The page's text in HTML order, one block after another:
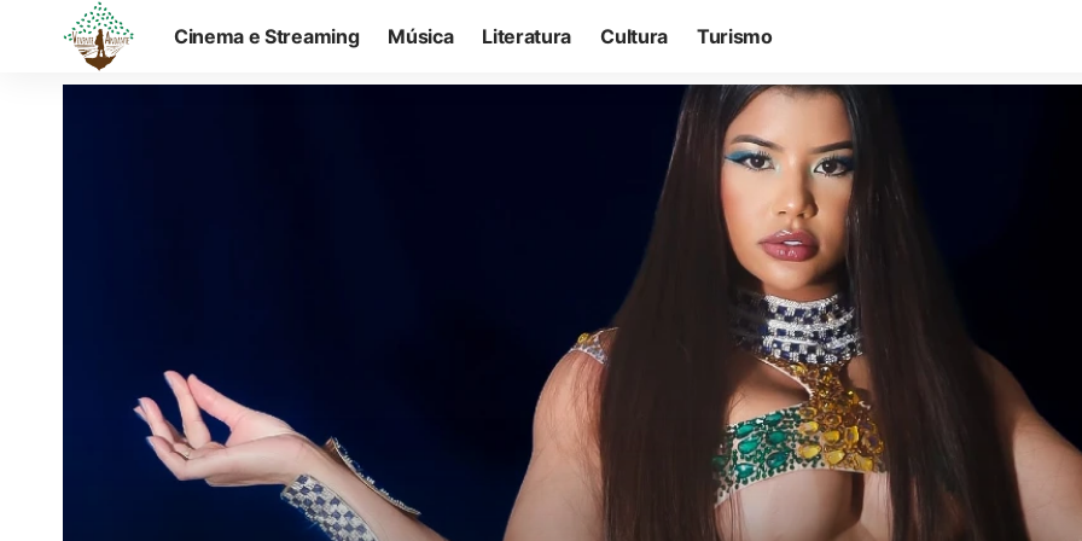
Cinema e Streaming Música Literatura Cultura Turismo